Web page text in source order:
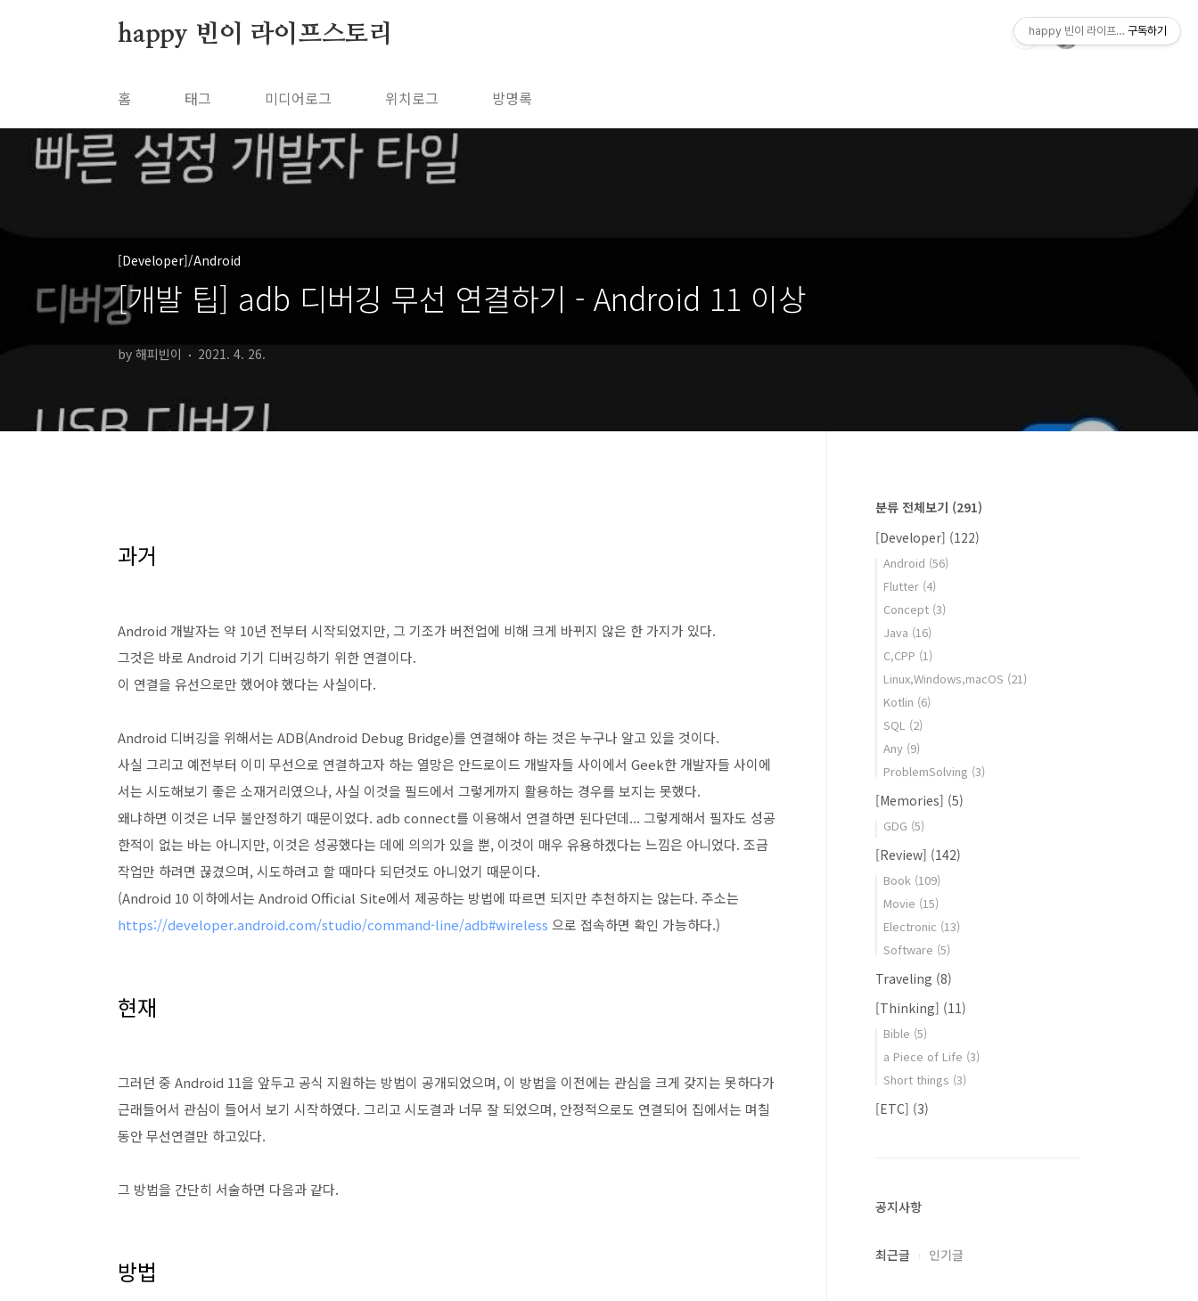
happy 빈이 라이프스토리
홈 태그 미디어로그 위치로그 방명록
[Developer]/Android
[개발 팁] adb 디버깅 무선 연결하기 - Android 11 이상
by 해피빈이 2021. 4. 26.
과거
Android 개발자는 약 10년 전부터 시작되었지만, 그 기조가 버전업에 비해 크게 바뀌지 않은 한 가지가 있다.
그것은 바로 Android 기기 디버깅하기 위한 연결이다.
이 연결을 유선으로만 했어야 했다는 사실이다.
Android 디버깅을 위해서는 ADB(Android Debug Bridge)를 연결해야 하는 것은 누구나 알고 있을 것이다.
사실 그리고 예전부터 이미 무선으로 연결하고자 하는 열망은 안드로이드 개발자들 사이에서 Geek한 개발자들 사이에
서는 시도해보기 좋은 소재거리였으나, 사실 이것을 필드에서 그렇게까지 활용하는 경우를 보지는 못했다.
왜냐하면 이것은 너무 불안정하기 때문이었다. adb connect를 이용해서 연결하면 된다던데... 그렇게해서 필자도 성공
한적이 없는 바는 아니지만, 이것은 성공했다는 데에 의의가 있을 뿐, 이것이 매우 유용하겠다는 느낌은 아니었다. 조금
작업만 하려면 끊겼으며, 시도하려고 할 때마다 되던것도 아니었기 때문이다.
(Android 10 이하에서는 Android Official Site에서 제공하는 방법에 따르면 되지만 추천하지는 않는다. 주소는
https://developer.android.com/studio/command-line/adb#wireless 으로 접속하면 확인 가능하다.)
현재
그러던 중 Android 11을 앞두고 공식 지원하는 방법이 공개되었으며, 이 방법을 이전에는 관심을 크게 갖지는 못하다가
근래들어서 관심이 들어서 보기 시작하였다. 그리고 시도결과 너무 잘 되었으며, 안정적으로도 연결되어 집에서는 며칠
동안 무선연결만 하고있다.
그 방법을 간단히 서술하면 다음과 같다.
방법
분류 전체보기 (291)
[Developer] (122)
Android (56)
Flutter (4)
Concept (3)
Java (16)
C,CPP (1)
Linux,Windows,macOS (21)
Kotlin (6)
SQL (2)
Any (9)
ProblemSolving (3)
[Memories] (5)
GDG (5)
[Review] (142)
Book (109)
Movie (15)
Electronic (13)
Software (5)
Traveling (8)
[Thinking] (11)
Bible (5)
a Piece of Life (3)
Short things (3)
[ETC] (3)
공지사항
최근글 인기글
happy 빈이 라이프스토리구독하기